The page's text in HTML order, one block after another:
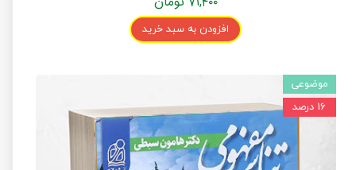
افزودن به سبد خرید
موضوعی
۱۶ درصد